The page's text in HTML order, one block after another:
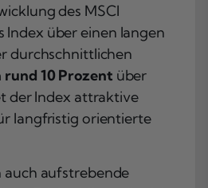
des MSCI
Index über einen langen
durchschnittlichen
rund 10 Prozent über
der Index attraktive
langfristig orientierte
auch aufstrebende